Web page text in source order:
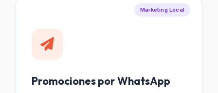
Marketing Local
Promociones por WhatsApp